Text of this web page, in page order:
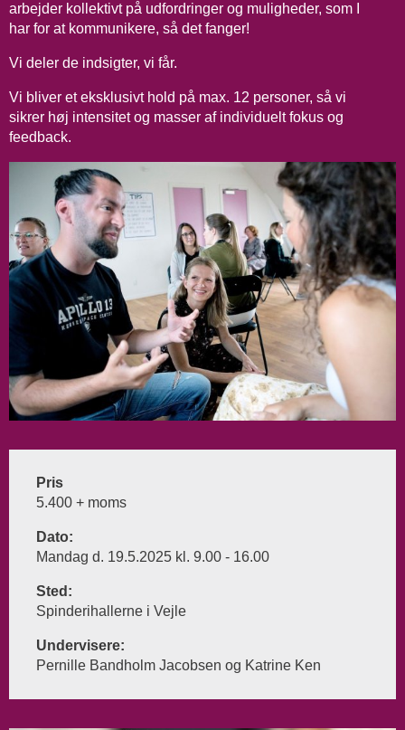
arbejder kollektivt på udfordringer og muligheder, som I
har for at kommunikere, så det fanger!
Vi deler de indsigter, vi får.
Vi bliver et eksklusivt hold på max. 12 personer, så vi
sikrer høj intensitet og masser af individuelt fokus og
feedback.
Pris
5.400 + moms
Dato:
Mandag d. 19.5.2025 kl. 9.00 - 16.00
Sted:
Spinderihallerne i Vejle
Undervisere:
Pernille Bandholm Jacobsen og Katrine Ken